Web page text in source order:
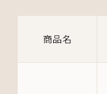
商品名